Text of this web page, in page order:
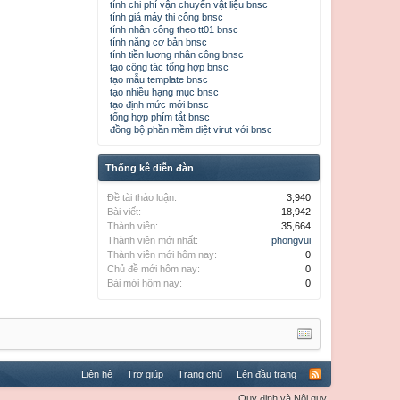
tính chi phí vận chuyển vật liệu bnsc
tính giá máy thi công bnsc
tính nhân công theo tt01 bnsc
tính năng cơ bản bnsc
tính tiền lương nhân công bnsc
tạo công tác tổng hợp bnsc
tạo mẫu template bnsc
tạo nhiều hạng mục bnsc
tạo định mức mới bnsc
tổng hợp phím tắt bnsc
đồng bộ phần mềm diệt virut với bnsc
Thống kê diễn đàn
Đề tài thảo luận:
3,940
Bài viết:
18,942
Thành viên:
35,664
Thành viên mới nhất:
phongvui
Thành viên mới hôm nay:
0
Chủ đề mới hôm nay:
0
Bài mới hôm nay:
0
Liên hệ Trợ giúp Trang chủ Lên đầu trang